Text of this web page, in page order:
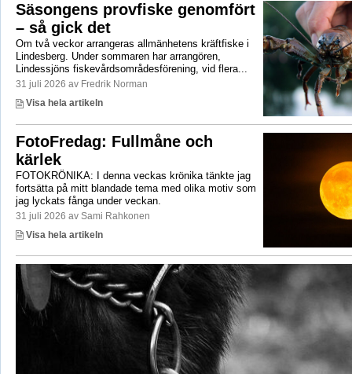
Säsongens provfiske genomfört
– så gick det
Om två veckor arrangeras allmänhetens kräftfiske i
Lindesberg. Under sommaren har arrangören,
Lindessjöns fiskevårdsområdesförening, vid flera...
31 juli 2026 av Fredrik Norman
Visa hela artikeln
FotoFredag: Fullmåne och
kärlek
FOTOKRÖNIKA: I denna veckas krönika tänkte jag
fortsätta på mitt blandade tema med olika motiv som
jag lyckats fånga under veckan.
31 juli 2026 av Sami Rahkonen
Visa hela artikeln